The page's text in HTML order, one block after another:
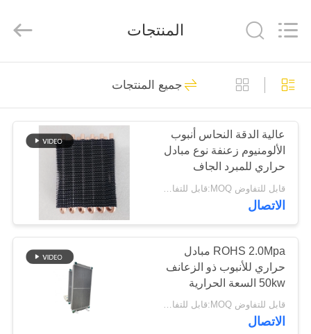
منزل،
بيت
منتجات
معلومات
جولة
في
المعمل
Technology
Co.,
Rights
مبادل حراري لمكيف
الهواء
مبادل حراري نوع
الزعنفة
86
المنتجات
جميع المنتجات
عالية الدقة النحاس أنبوب
الألومنيوم زعنفة نوع مبادل
حراري للمبرد الجاف
قابل للتفاوض MOQ:قابل للتفاوض
الاتصال
ROHS 2.0Mpa مبادل
حراري للأنبوب ذو الزعانف
50kw السعة الحرارية
قابل للتفاوض MOQ:قابل للتفاوض
الاتصال